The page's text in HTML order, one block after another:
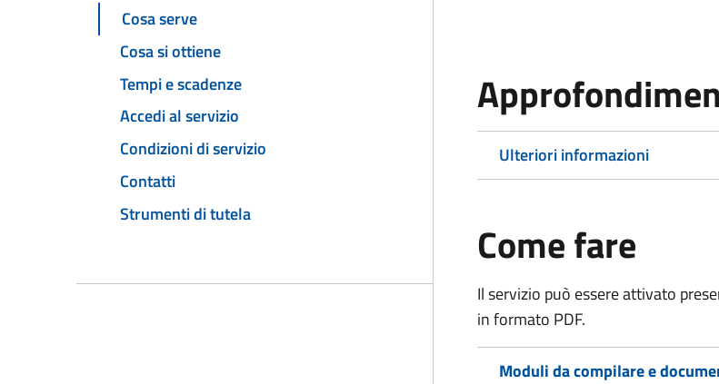
Cosa serve
Cosa si ottiene
Tempi e scadenze
Accedi al servizio
Condizioni di servizio
Contatti
Strumenti di tutela
Ulteriori informazioni
Come fare
Il servizio può essere attivato
in formato PDF.
Moduli da compilare e